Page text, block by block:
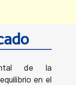
de la
en el